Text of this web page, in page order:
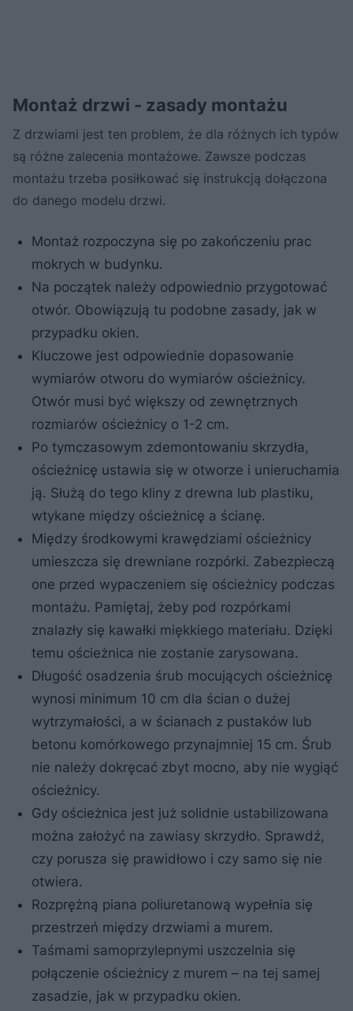
Montaż drzwi - zasady montażu
Z drzwiami jest ten problem, że dla różnych ich typów
są różne zalecenia montażowe. Zawsze podczas
montażu trzeba posiłkować się instrukcją dołączona
do danego modelu drzwi.
Montaż rozpoczyna się po zakończeniu prac
mokrych w budynku.
Na początek należy odpowiednio przygotować
otwór. Obowiązują tu podobne zasady, jak w
przypadku okien.
Kluczowe jest odpowiednie dopasowanie
wymiarów otworu do wymiarów ościeżnicy.
Otwór musi być większy od zewnętrznych
rozmiarów ościeżnicy o 1-2 cm.
Po tymczasowym zdemontowaniu skrzydła,
ościeżnicę ustawia się w otworze i unieruchamia
ją. Służą do tego kliny z drewna lub plastiku,
wtykane między ościeżnicę a ścianę.
Między środkowymi krawędziami ościeżnicy
umieszcza się drewniane rozpórki. Zabezpieczą
one przed wypaczeniem się ościeżnicy podczas
montażu. Pamiętaj, żeby pod rozpórkami
znalazły się kawałki miękkiego materiału. Dzięki
temu ościeżnica nie zostanie zarysowana.
Długość osadzenia śrub mocujących ościeżnicę
wynosi minimum 10 cm dla ścian o dużej
wytrzymałości, a w ścianach z pustaków lub
betonu komórkowego przynajmniej 15 cm. Śrub
nie należy dokręcać zbyt mocno, aby nie wygiąć
ościeżnicy.
Gdy ościeżnica jest już solidnie ustabilizowana
można założyć na zawiasy skrzydło. Sprawdź,
czy porusza się prawidłowo i czy samo się nie
otwiera.
Rozprężną piana poliuretanową wypełnia się
przestrzeń między drzwiami a murem.
Taśmami samoprzylepnymi uszczelnia się
połączenie ościeżnicy z murem – na tej samej
zasadzie, jak w przypadku okien.